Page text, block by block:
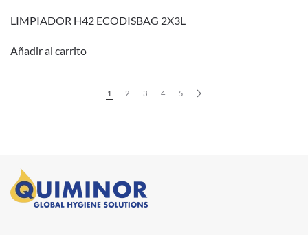
LIMPIADOR H42 ECODISBAG 2X3L
Añadir al carrito
1 2 3 4 5